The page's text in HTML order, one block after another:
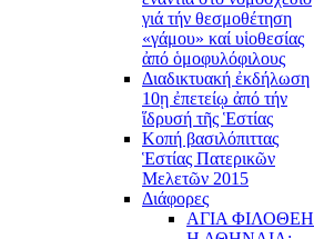
γιά τήν θεσμοθέτηση
«γάμου» καί υἱοθεσίας
ἀπό ὁμοφυλόφιλους
Διαδικτυακή ἐκδήλωση
10ῃ ἐπετείῳ ἀπό τήν
ἵδρυσή τῆς Ἑστίας
Κοπή βασιλόπιττας
Ἑστίας Πατερικῶν
Μελετῶν 2015
Διάφορες
ΑΓΙΑ ΦΙΛΟΘΕΗ